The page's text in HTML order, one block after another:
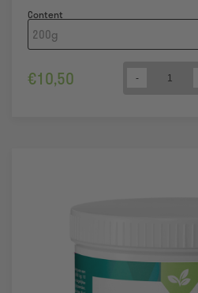
Content
€10,50 Quantity